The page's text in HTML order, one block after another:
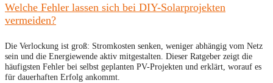
Welche Fehler lassen sich bei DIY-Solarprojekten
vermeiden?
Die Verlockung ist groß: Stromkosten senken, weniger abhängig vom Netz
sein und die Energiewende aktiv mitgestalten. Dieser Ratgeber zeigt die
häufigsten Fehler bei selbst geplanten PV-Projekten und erklärt, worauf es
für dauerhaften Erfolg ankommt.